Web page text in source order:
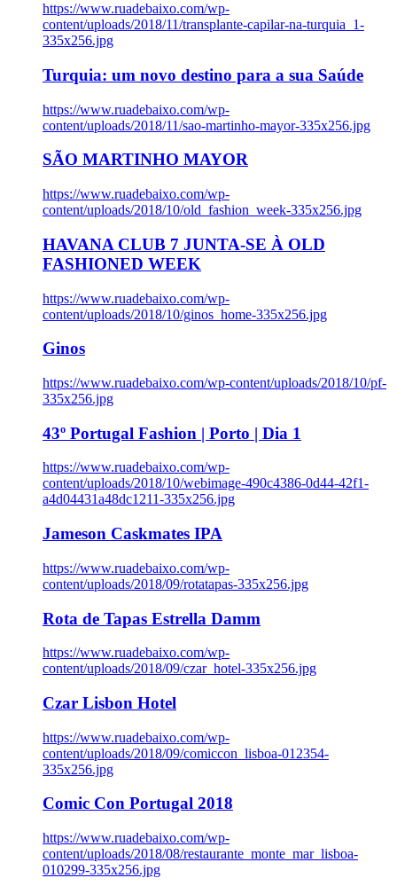
https://www.ruadebaixo.com/wp-
content/uploads/2018/11/transplante-capilar-na-turquia_1-
335x256.jpg
Turquia: um novo destino para a sua Saúde
https://www.ruadebaixo.com/wp-
content/uploads/2018/11/sao-martinho-mayor-335x256.jpg
SÃO MARTINHO MAYOR
https://www.ruadebaixo.com/wp-
content/uploads/2018/10/old_fashion_week-335x256.jpg
HAVANA CLUB 7 JUNTA-SE À OLD
FASHIONED WEEK
https://www.ruadebaixo.com/wp-
content/uploads/2018/10/ginos_home-335x256.jpg
Ginos
https://www.ruadebaixo.com/wp-content/uploads/2018/10/pf-
335x256.jpg
43º Portugal Fashion | Porto | Dia 1
https://www.ruadebaixo.com/wp-
content/uploads/2018/10/webimage-490c4386-0d44-42f1-
a4d04431a48dc1211-335x256.jpg
Jameson Caskmates IPA
https://www.ruadebaixo.com/wp-
content/uploads/2018/09/rotatapas-335x256.jpg
Rota de Tapas Estrella Damm
https://www.ruadebaixo.com/wp-
content/uploads/2018/09/czar_hotel-335x256.jpg
Czar Lisbon Hotel
https://www.ruadebaixo.com/wp-
content/uploads/2018/09/comiccon_lisboa-012354-
335x256.jpg
Comic Con Portugal 2018
https://www.ruadebaixo.com/wp-
content/uploads/2018/08/restaurante_monte_mar_lisboa-
010299-335x256.jpg